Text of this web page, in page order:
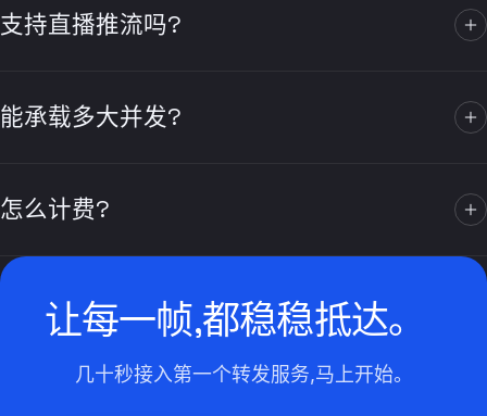
动与大并发优化,更适合直播与互动场景。
支持直播推流吗?
路。
能承载多大并发?
心为准。
怎么计费?
按所选套餐的转发规格与流量计费,详见价格页。
让每一帧,都稳稳抵达。
几十秒接入第一个转发服务,马上开始。